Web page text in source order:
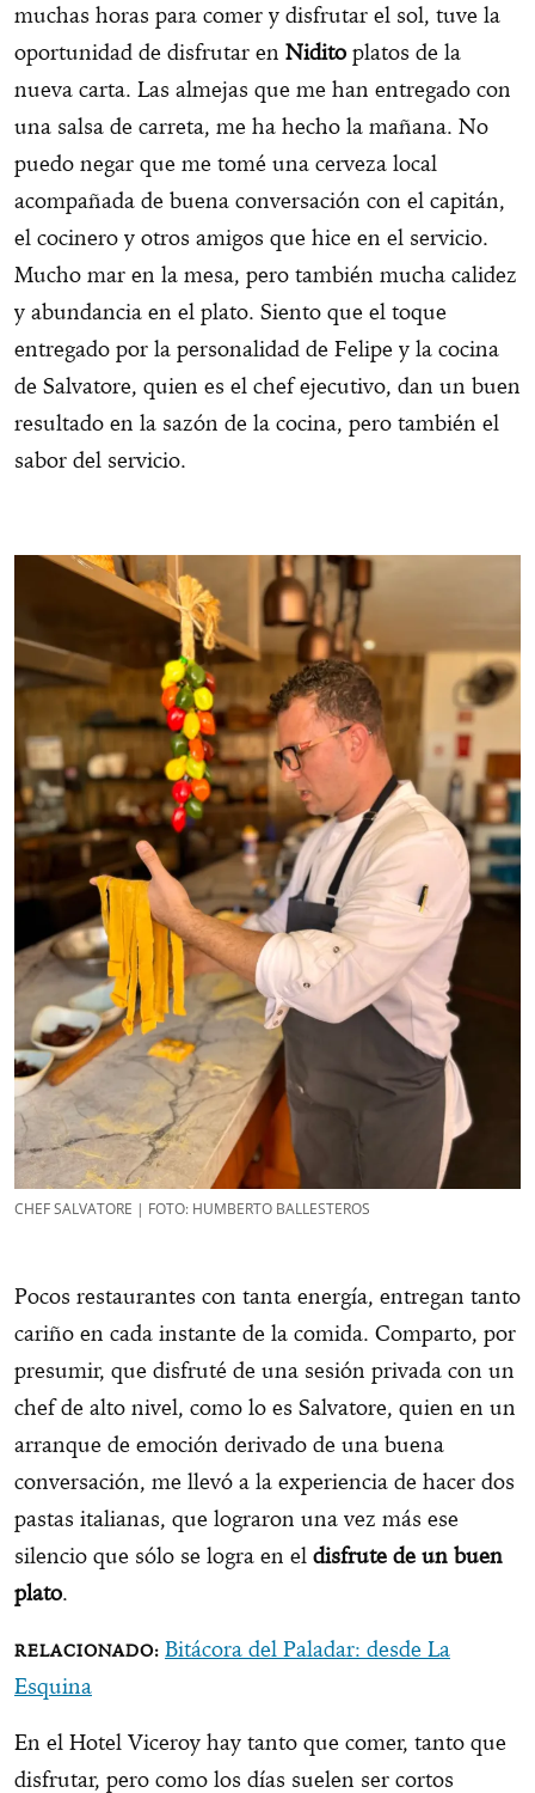
muchas horas para comer y disfrutar el sol, tuve la
oportunidad de disfrutar en Nidito platos de la
nueva carta. Las almejas que me han entregado con
una salsa de carreta, me ha hecho la mañana. No
puedo negar que me tomé una cerveza local
acompañada de buena conversación con el capitán,
el cocinero y otros amigos que hice en el servicio.
Mucho mar en la mesa, pero también mucha calidez
y abundancia en el plato. Siento que el toque
entregado por la personalidad de Felipe y la cocina
de Salvatore, quien es el chef ejecutivo, dan un buen
resultado en la sazón de la cocina, pero también el
sabor del servicio.
CHEF SALVATORE | FOTO: HUMBERTO BALLESTEROS
Pocos restaurantes con tanta energía, entregan tanto
cariño en cada instante de la comida. Comparto, por
presumir, que disfruté de una sesión privada con un
chef de alto nivel, como lo es Salvatore, quien en un
arranque de emoción derivado de una buena
conversación, me llevó a la experiencia de hacer dos
pastas italianas, que lograron una vez más ese
silencio que sólo se logra en el disfrute de un buen
plato.
Bitácora del Paladar: desde La
Esquina
En el Hotel Viceroy hay tanto que comer, tanto que
disfrutar, pero como los días suelen ser cortos